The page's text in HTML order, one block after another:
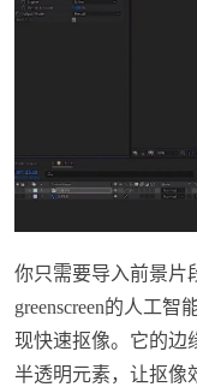
你只需要导入前景片
greenscreen的人工
现快速抠像。它的边
半透明元素，让抠像